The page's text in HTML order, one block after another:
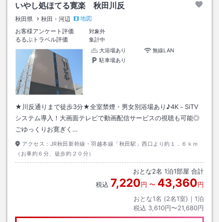
いやし処ほてる寛楽 秋田川反
秋田県 秋田・河辺
地図
お客様アンケート評価
対象外
るるぶトラベル評価
集計中
大浴場あり
無線LAN
駐車場あり
★川反通りまで徒歩3分★全室禁煙・男女別浴場あり♪4K－SiTV
システム導入！大画面テレビで動画配信サービスの視聴も可能◎
ごゆっくりお寛ぎく…
アクセス： JR秋田新幹線・羽越本線「秋田駅」西口より約１．６ｋｍ
（お車約６分、徒歩約２０分）
おとな2名 1泊1部屋 合計
税込 7,220円 〜 43,360円
おとな1名 (2名1室)｜ 1泊
税込 3,610円〜21,680円